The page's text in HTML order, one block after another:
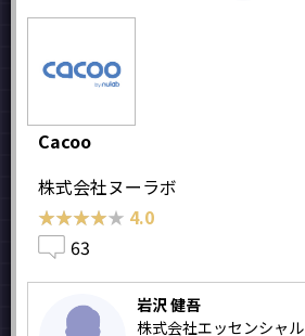
Cacoo
株式会社ヌーラボ
★★★★★
★★★★★ 4.0
63
岩沢 健吾
株式会社エッセンシャル